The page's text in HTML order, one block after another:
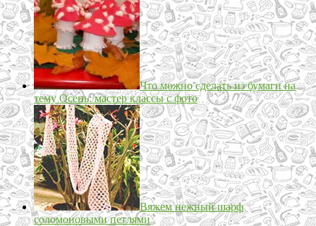
Что можно сделать из бумаги на
тему Осень: мастер классы с фото
Вяжем нежный шарф
соломоновыми петлями